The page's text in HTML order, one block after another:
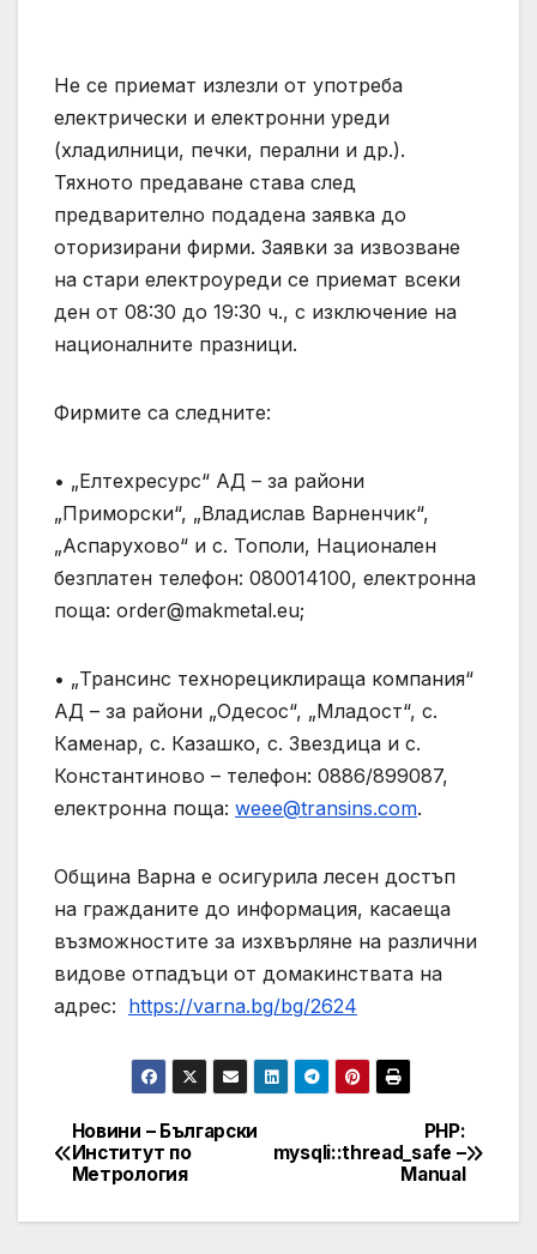
Не се приемат излезли от употреба
електрически и електронни уреди
(хладилници, печки, перални и др.).
Тяхното предаване става след
предварително подадена заявка до
оторизирани фирми. Заявки за извозване
на стари електроуреди се приемат всеки
ден от 08:30 до 19:30 ч., с изключение на
националните празници.
Фирмите са следните:
• „Елтехресурс“ АД – за райони
„Приморски“, „Владислав Варненчик“,
„Аспарухово“ и с. Тополи, Национален
безплатен телефон: 080014100, електронна
поща: order@makmetal.eu;
• „Трансинс технорециклираща компания“
АД – за райони „Одесос“, „Младост“, с.
Каменар, с. Казашко, с. Звездица и с.
Константиново – телефон: 0886/899087,
електронна поща: weee@transins.com.
Община Варна е осигурила лесен достъп
на гражданите до информация, касаеща
възможностите за изхвърляне на различни
видове отпадъци от домакинствата на
адрес: https://varna.bg/bg/2624
Post
navigation
PHP:
mysqli::thread_safe –
Manual
Новини – Български
Институт по
Метрология